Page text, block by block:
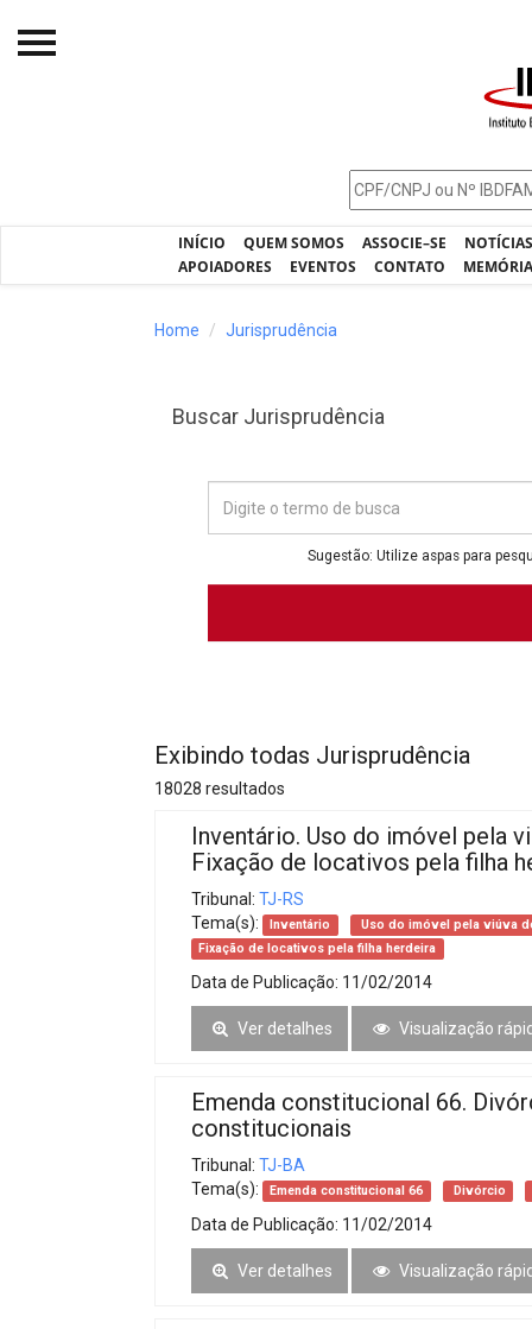
INÍCIO QUEM SOMOS ASSOCIE–SE
APOIADORES
EVENTOS CONTATO
Home Jurisprudência
Buscar Jurisprudência
Sugestão: Utilize aspas para
Exibindo todas Jurisprudência
18028 resultados
Inventário. Uso do imóvel pela
Fixação de locativos pela filha
Tribunal: TJ-RS
Tema(s):
Inventário
Uso do imóvel pela viúva
Fixação de locativos pela filha herdeira
Data de Publicação: 11/02/2014
Ver detalhes Visualização
Emenda constitucional 66.
constitucionais
Tribunal: TJ-BA
Tema(s):
Emenda constitucional 66 Divórcio
Data de Publicação: 11/02/2014
Ver detalhes Visualização